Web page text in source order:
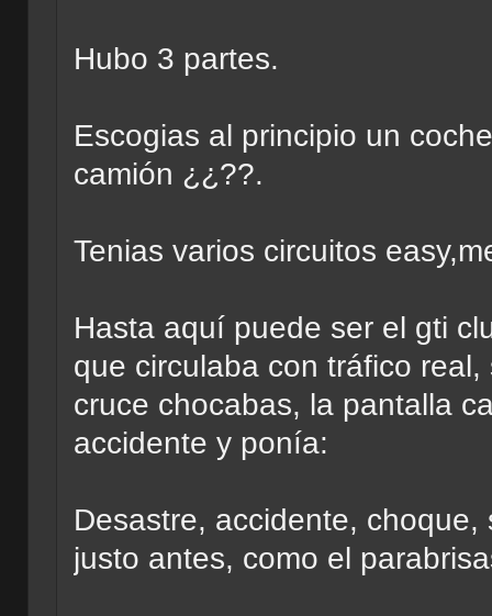
Hubo 3 partes.
Escogias al principio un
camión ¿¿??.
Tenias varios circuitos
Hasta aquí puede ser el gti
que circulaba con tráfico
cruce chocabas, la pantalla
accidente y ponía:
Desastre, accidente,
justo antes, como el